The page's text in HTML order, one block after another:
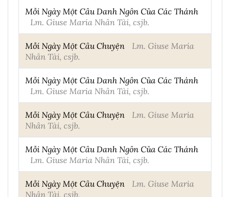
Mỗi Ngày Một Câu Danh Ngôn Của Các Thánh
Lm. Giuse Maria Nhân Tài, csjb.
Mỗi Ngày Một Câu Chuyện
Lm. Giuse Maria
Nhân Tài, csjb.
Mỗi Ngày Một Câu Danh Ngôn Của Các Thánh
Lm. Giuse Maria Nhân Tài, csjb.
Mỗi Ngày Một Câu Chuyện
Lm. Giuse Maria
Nhân Tài, csjb.
Mỗi Ngày Một Câu Danh Ngôn Của Các Thánh
Lm. Giuse Maria Nhân Tài, csjb.
Mỗi Ngày Một Câu Chuyện
Lm. Giuse Maria
Nhân Tài, csjb.